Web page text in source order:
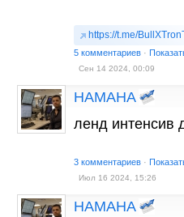
https://t.me/
5 комментариев ·
Сен 14 2024, 00:09
HAMAHA
ленд интенсив
3 комментариев ·
Июл 16 2024, 15:26
HAMAHA